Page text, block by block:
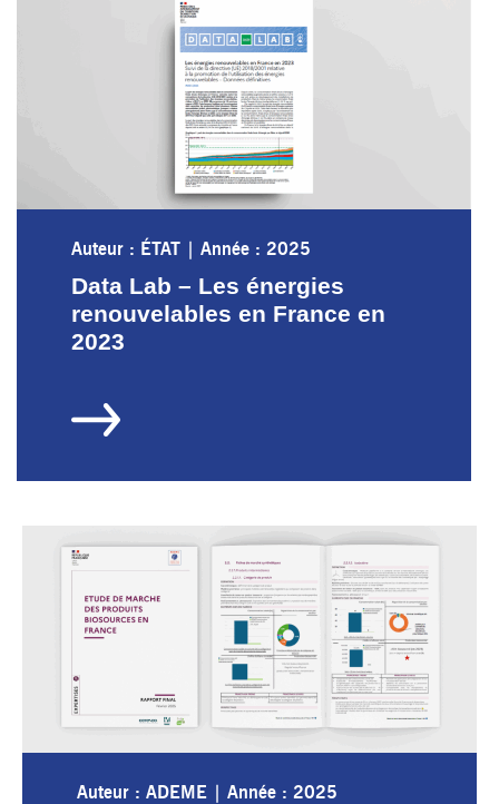
Auteur : ÉTAT | Année : 2025
Data Lab – Les énergies
renouvelables en France en
2023
Auteur : ADEME | Année : 2025